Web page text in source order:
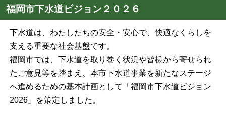
福岡市下水道ビジョン２０２６
下水道は、わたしたちの安全・安心で、快適なくらしを
支える重要な社会基盤です。
福岡市では、下水道を取り巻く状況や皆様から寄せられ
たご意見等を踏まえ、本市下水道事業を新たなステージ
へ進めるための基本計画として「福岡市下水道ビジョン
2026」を策定しました。